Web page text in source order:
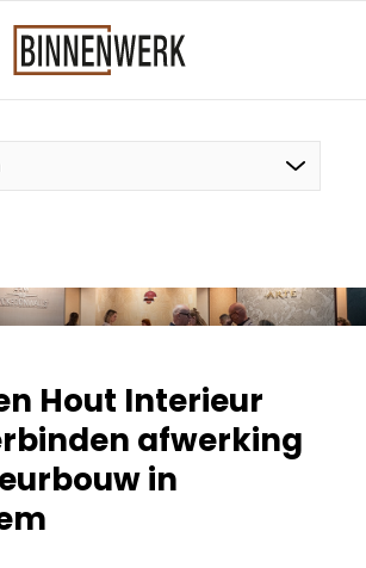
| Hét magazine voor de
statement
Hout Interieur
afwerking
in